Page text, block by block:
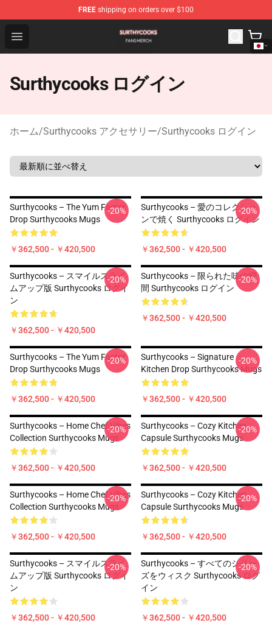
FREE shipping on orders over $100
Open menu
Surthycooks Shop - Official Surthycooks Merchandise
Surthycooks ログイン
ホーム/Surthycooks アクセサリー/Surthycooks ログイン
Surthycooks – The Yum Factor
Drop Surthycooks Mugs
￥362,500 - ￥420,500
-20%
Surthycooks – 愛のコレクショ
ンで焼く Surthycooks ログイン
￥362,500 - ￥420,500
-20%
Surthycooks – スマイルスライ
ムアップ版 Surthycooks ログイ
ン
￥362,500 - ￥420,500
-20%
Surthycooks – 限られた味の瞬
間 Surthycooks ログイン
￥362,500 - ￥420,500
-20%
Surthycooks – The Yum Factor
Drop Surthycooks Mugs
￥362,500 - ￥420,500
-20%
Surthycooks – Signature
Kitchen Drop Surthycooks Mugs
￥362,500 - ￥420,500
-20%
Surthycooks – Home Chef Vibes
Collection Surthycooks Mugs
￥362,500 - ￥420,500
-20%
Surthycooks – Cozy Kitchen
Capsule Surthycooks Mugs
￥362,500 - ￥420,500
-20%
Surthycooks – Home Chef Vibes
Collection Surthycooks Mugs
￥362,500 - ￥420,500
-20%
Surthycooks – Cozy Kitchen
Capsule Surthycooks Mugs
￥362,500 - ￥420,500
-20%
Surthycooks – スマイルスライ
ムアップ版 Surthycooks ログイ
ン
￥362,500 - ￥420,500
-20%
Surthycooks – すべてのシリー
ズをウィスク Surthycooks ログ
イン
￥362,500 - ￥420,500
-20%